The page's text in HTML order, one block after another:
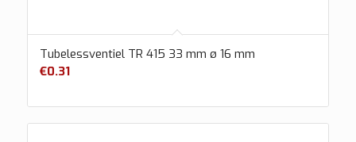
Tubelessventiel TR 415 33 mm ø 16 mm
€0.31